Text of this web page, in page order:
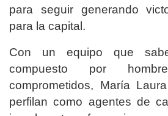
para seguir generando
para la capital.
Con un equipo que
compuesto por
comprometidos, María
perfilan como agentes de